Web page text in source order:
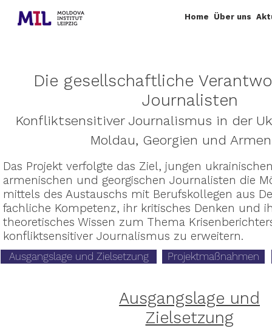
Home Über uns
Die gesellschaftliche
Journalisten
Konfliktsensitiver Journalismus in der
Moldau, Georgien und
Das Projekt verfolgte das Ziel, jungen
armenischen und georgischen Journalisten die
mittels des Austauschs mit Berufskollegen aus
fachliche Kompetenz, ihr kritisches Denken und
theoretisches Wissen zum Thema
konfliktsensitiver Journalismus zu erweitern.
Ausgangslage und Zielsetzung Projektmaßnahmen
Ausgangslage und
Zielsetzung